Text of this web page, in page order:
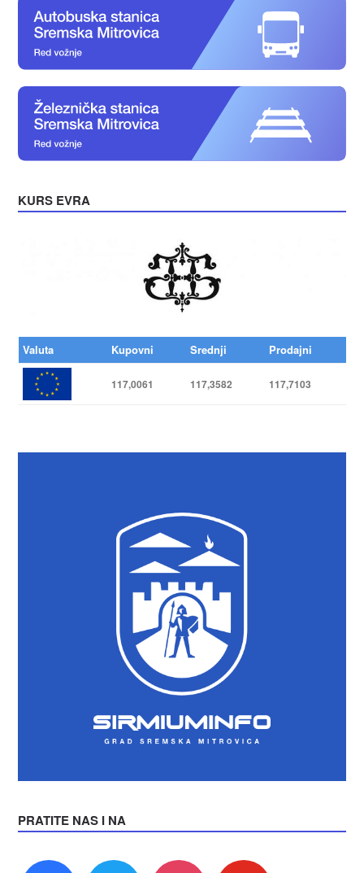
KURS EVRA
Valuta Kupovni Srednji Prodajni
117,0061 117,3582 117,7103
PRATITE NAS I NA